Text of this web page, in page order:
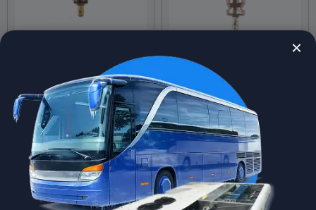
Ниппель заправочный RC-
spares-theme
Ниппель заправочный MT1529
R12. Диаметр резьбы 5,2 мм,
шаг резьбы 0,75 мм, общая
длина 18,2 мм.
от115₽
Клапан заправочный RC-
U0708 (ниппель) верхняя
резьба МТ0064.
spares-theme
Клапаны заправочные
(ниппель) верхняя резьба
МТ0064. Диаметр резьбы 5 мм,
шаг резьбы 0,75 мм, общая
длина 19,3 мм.
от131₽